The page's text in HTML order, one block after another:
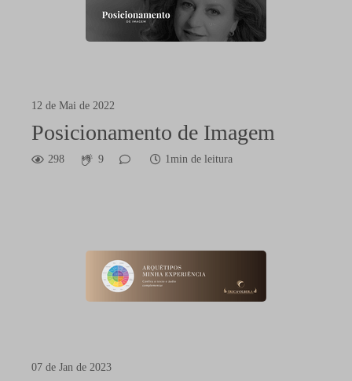
12 de Mai de 2022
Posicionamento de Imagem
298 9 1min de leitura
07 de Jan de 2023